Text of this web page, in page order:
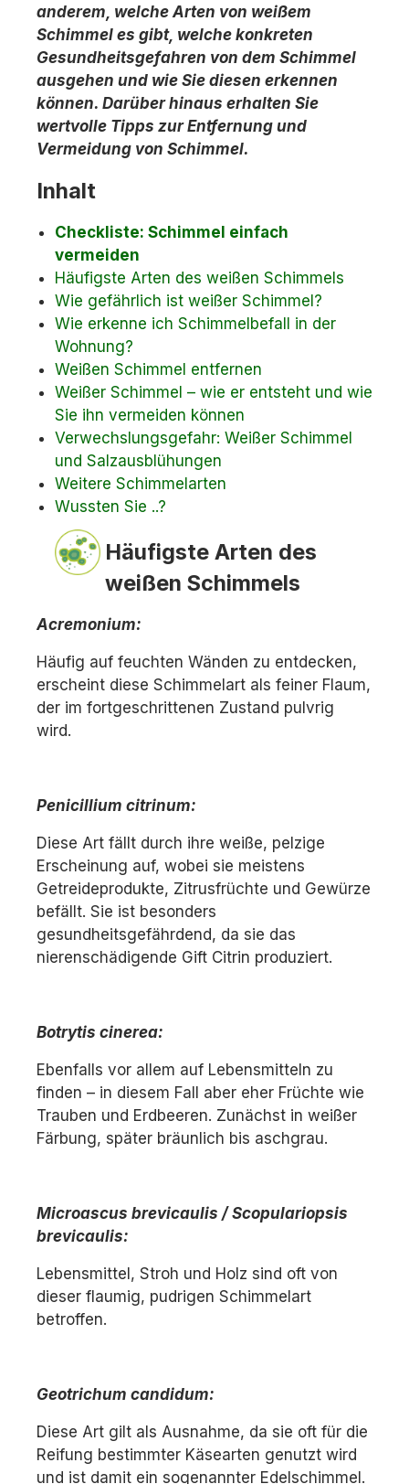
anderem, welche Arten von weißem
Schimmel es gibt, welche konkreten
Gesundheitsgefahren von dem Schimmel
ausgehen und wie Sie diesen erkennen
können. Darüber hinaus erhalten Sie
wertvolle Tipps zur Entfernung und
Vermeidung von Schimmel.
Inhalt
Checkliste: Schimmel einfach
vermeiden
Häufigste Arten des weißen Schimmels
Wie gefährlich ist weißer Schimmel?
Wie erkenne ich Schimmelbefall in der
Wohnung?
Weißen Schimmel entfernen
Weißer Schimmel – wie er entsteht und wie
Sie ihn vermeiden können
Verwechslungsgefahr: Weißer Schimmel
und Salzausblühungen
Weitere Schimmelarten
Wussten Sie ..?
Häufigste Arten des
weißen Schimmels
Acremonium:
Häufig auf feuchten Wänden zu entdecken,
erscheint diese Schimmelart als feiner Flaum,
der im fortgeschrittenen Zustand pulvrig
wird.
Penicillium citrinum:
Diese Art fällt durch ihre weiße, pelzige
Erscheinung auf, wobei sie meistens
Getreideprodukte, Zitrusfrüchte und Gewürze
befällt. Sie ist besonders
gesundheitsgefährdend, da sie das
nierenschädigende Gift Citrin produziert.
Botrytis cinerea:
Ebenfalls vor allem auf Lebensmitteln zu
finden – in diesem Fall aber eher Früchte wie
Trauben und Erdbeeren. Zunächst in weißer
Färbung, später bräunlich bis aschgrau.
Microascus brevicaulis / Scopulariopsis
brevicaulis:
Lebensmittel, Stroh und Holz sind oft von
dieser flaumig, pudrigen Schimmelart
betroffen.
Geotrichum candidum:
Diese Art gilt als Ausnahme, da sie oft für die
Reifung bestimmter Käsearten genutzt wird
und ist damit ein sogenannter Edelschimmel.